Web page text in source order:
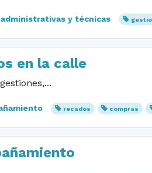
administrativas y técnicas
en la calle
recados compras